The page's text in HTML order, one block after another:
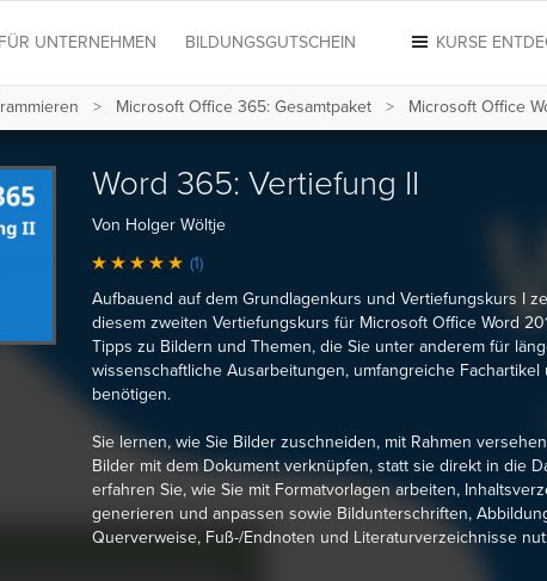
KURSE
FÜR UNTERNEHMEN BILDUNGSGUTSCHEIN
Microsoft Office 365: Gesamtpaket Microsoft Office
Word 365: Vertiefung II
Von Holger Wöltje
(1)
Aufbauend auf dem Grundlagenkurs und Vertiefungskurs I
diesem zweiten Vertiefungskurs für Microsoft Office Word
Tipps zu Bildern und Themen, die Sie unter anderem für
wissenschaftliche Ausarbeitungen, umfangreiche
benötigen.
Sie lernen, wie Sie Bilder zuschneiden, mit Rahmen
Bilder mit dem Dokument verknüpfen, statt sie direkt in die
erfahren Sie, wie Sie mit Formatvorlagen arbeiten,
generieren und anpassen sowie Bildunterschriften,
Querverweise, Fuß-/Endnoten und Literaturverzeichnisse